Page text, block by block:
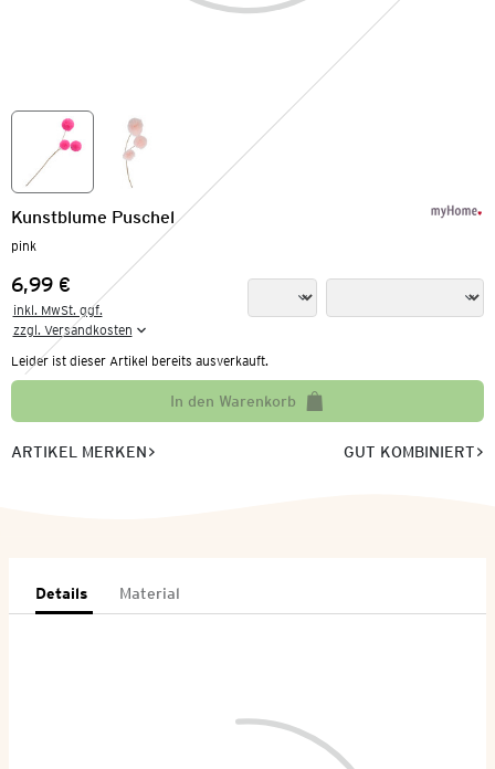
Kunstblume Puschel
pink
Preis:
6,99 €
inkl. MwSt. ggf.
zzgl. Versandkosten
Leider ist dieser Artikel bereits ausverkauft.
In den Warenkorb
ARTIKEL MERKEN GUT KOMBINIERT
Details Material